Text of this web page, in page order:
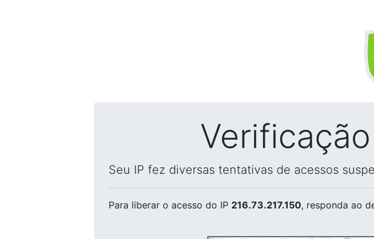
Seu IP fez diversas tentativas de acessos
Para liberar o acesso do IP 216.73.217.150, responda ao